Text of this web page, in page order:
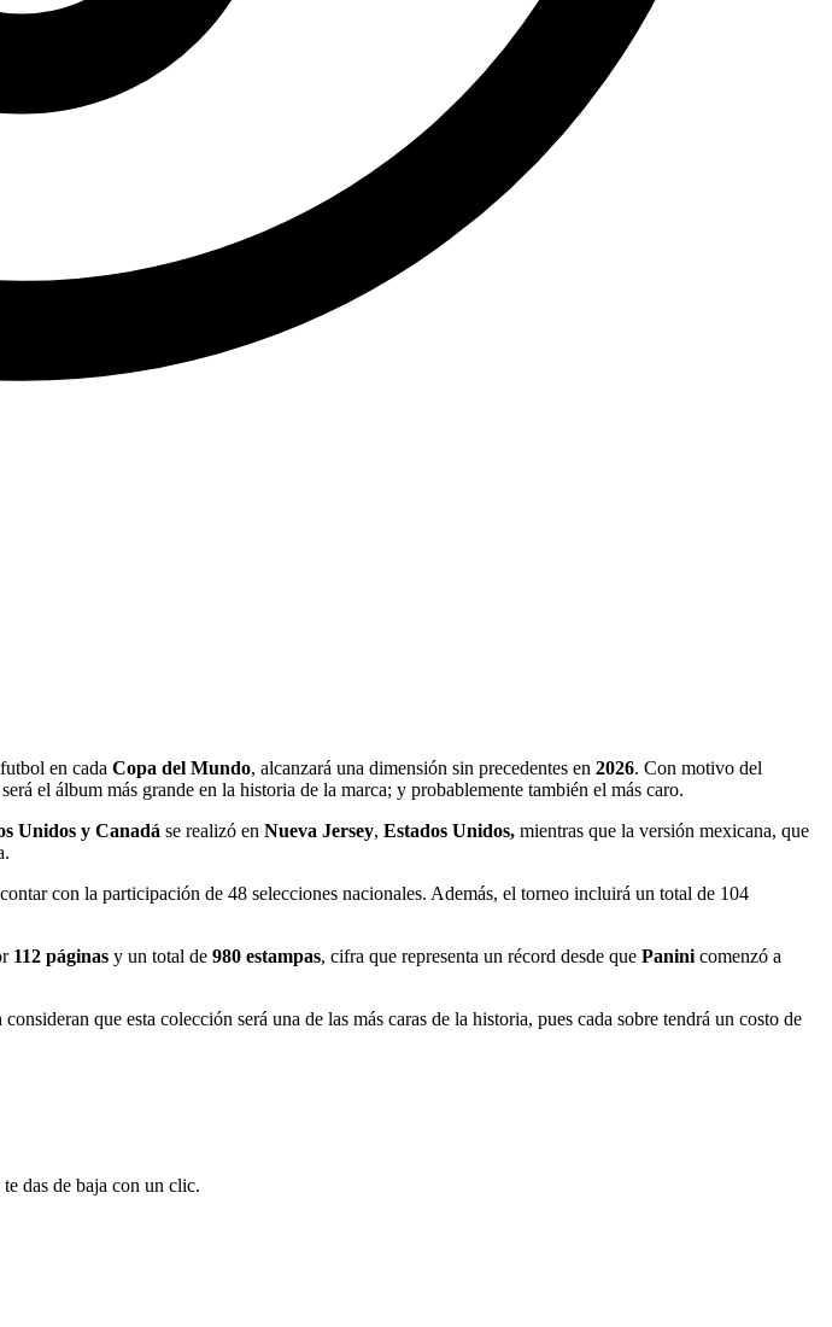
en cada Copa del Mundo, alcanzará una dimensión sin precedentes en 2026. Con motivo del
el álbum más grande en la historia de la marca; y probablemente también el más caro.
Unidos y Canadá se realizó en Nueva Jersey, Estados Unidos, mientras que la versión mexicana, que
con la participación de 48 selecciones nacionales. Además, el torneo incluirá un total de 104
112 páginas y un total de 980 estampas, cifra que representa un récord desde que Panini comenzó a
que esta colección será una de las más caras de la historia, pues cada sobre tendrá un costo de
das de baja con un clic.